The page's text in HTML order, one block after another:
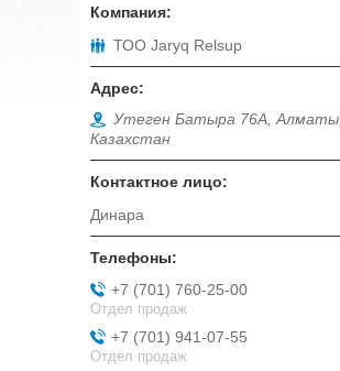
ТОО Jaryq Relsup
Утеген Батыра 76А, Алматы,
Казахстан
Динара
+7 (701) 760-25-00
Отдел продаж
+7 (701) 941-07-55
Отдел продаж